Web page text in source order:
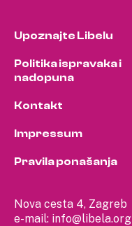
Nova cesta 4, Zagreb
e-mail: info@libela.org
Upoznajte Libelu
Politika ispravaka i
nadopuna
Kontakt
Impressum
Pravila ponašanja